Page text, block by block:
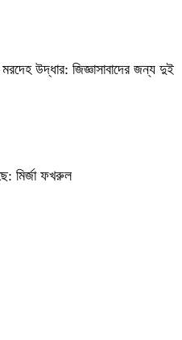
মরদেহ উদ্ধার: জিজ্ঞাসাবাদের জন্য দুই
মির্জা ফখরুল